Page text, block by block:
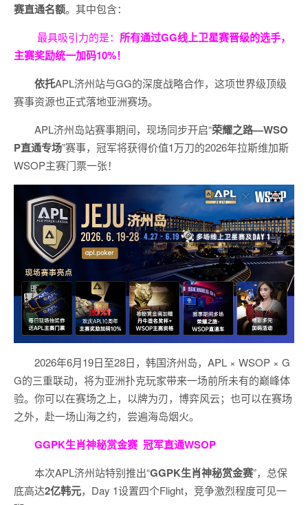
赛直通名额。其中包含：
最具吸引力的是： 所有通过GG线上卫星赛晋级的选手，
主赛奖励统一加码10%！
依托APL济州站与GG的深度战略合作，这项世界级顶级
赛事资源也正式落地亚洲赛场。
APL济州岛站赛事期间，现场同步开启“荣耀之路—WSO
P直通专场”赛事，冠军将获得价值1万刀的2026年拉斯维加斯
WSOP主赛门票一张！
2026年6月19日至28日，韩国济州岛，APL × WSOP × G
G的三重联动，将为亚洲扑克玩家带来一场前所未有的巅峰体
验。 你可以在赛场之上，以牌为刃，博弈风云；也可以在赛场
之外，赴一场山海之约，尝遍海岛烟火。
GGPK生肖神秘赏金赛 冠军直通WSOP
本次APL济州站特别推出“GGPK生肖神秘赏金赛”，总保
底高达2亿韩元，Day 1设置四个Flight，竞争激烈程度可见一